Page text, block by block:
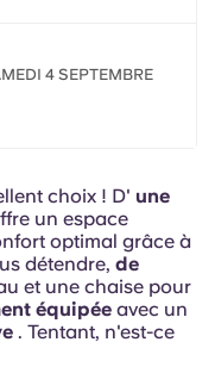
4 SEPTEMBRE
choix ! D' une
un espace
optimal grâce à
détendre, de
et une chaise pour
équipée avec un
. Tentant, n'est-ce